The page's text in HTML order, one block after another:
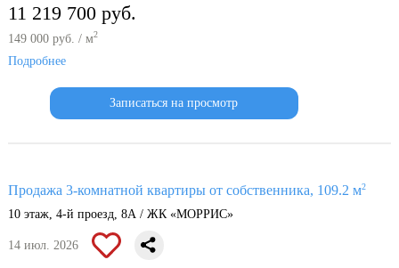
11 219 700 руб.
149 000 руб. / м2
Подробнее
Записаться на просмотр
Продажа 3-комнатной квартиры от собственника, 109.2 м2
10 этаж, 4-й проезд, 8А / ЖК «МОРРИС»
14 июл. 2026